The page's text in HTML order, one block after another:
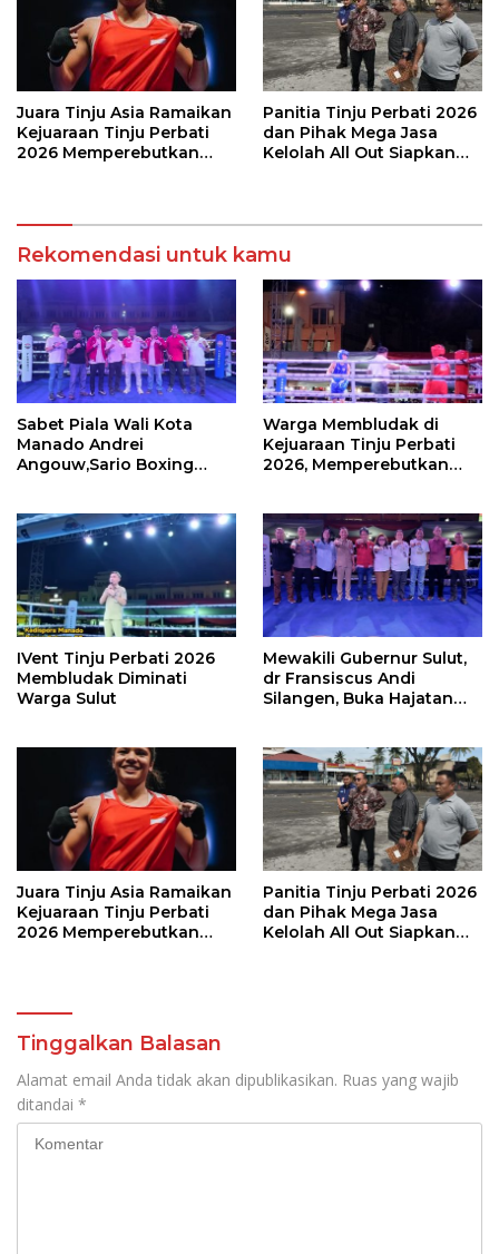
Juara Tinju Asia Ramaikan
Kejuaraan Tinju Perbati
2026 Memperebutkan
Panitia Tinju Perbati 2026
dan Pihak Mega Jasa
Kelolah All Out Siapkan
Rekomendasi untuk kamu
Sabet Piala Wali Kota
Manado Andrei
Angouw,Sario Boxing
Warga Membludak di
Kejuaraan Tinju Perbati
2026, Memperebutkan
IVent Tinju Perbati 2026
Membludak Diminati
Warga Sulut
Mewakili Gubernur Sulut,
dr Fransiscus Andi
Silangen, Buka Hajatan
Wali Kota Manado
Juara Tinju Asia Ramaikan
Kejuaraan Tinju Perbati
2026 Memperebutkan
Panitia Tinju Perbati 2026
dan Pihak Mega Jasa
Kelolah All Out Siapkan
Tinggalkan Balasan
Alamat email Anda tidak akan dipublikasikan. Ruas yang wajib
ditandai *